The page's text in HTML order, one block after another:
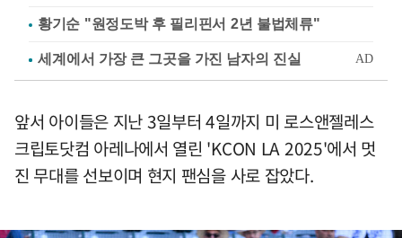
황기순 "원정도박 후 필리핀서 2년 불법체류"
앞서 아이들은 지난 3일부터 4일까지 미 로스앤젤레스
크립토닷컴 아레나에서 열린 'KCON LA 2025'에서 멋
진 무대를 선보이며 현지 팬심을 사로 잡았다.